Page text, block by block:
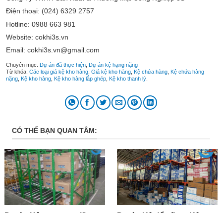
Điện thoại: (024) 6329 2757
Hotline: 0988 663 981
Website: cokhi3s.vn
Email: cokhi3s.vn@gmail.com
Chuyên mục: Dự án đã thực hiện, Dự án kệ hạng nặng
Từ khóa: Các loại giá kệ kho hàng, Giá kệ kho hàng, Kệ chứa hàng, Kệ chứa hàng
nặng, Kệ kho hàng, Kệ kho hàng lắp ghép, Kệ kho thanh lý.
CÓ THỂ BẠN QUAN TÂM: